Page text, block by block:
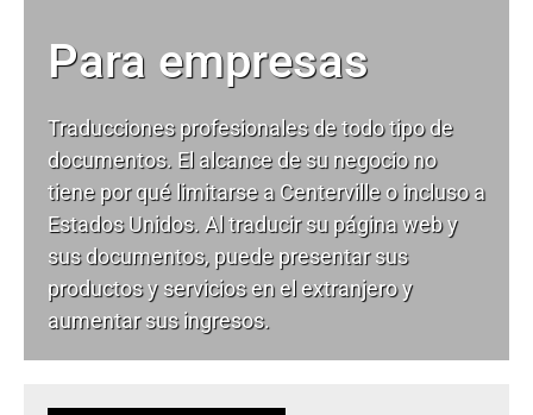
Para empresas
Traducciones profesionales de todo tipo de
documentos. El alcance de su negocio no
tiene por qué limitarse a Centerville o incluso a
Estados Unidos. Al traducir su página web y
sus documentos, puede presentar sus
productos y servicios en el extranjero y
aumentar sus ingresos.